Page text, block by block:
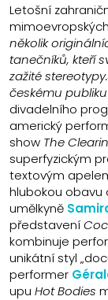
Letošní
několik
tanečníků, kteří
zažité
českému
divadelního
americký
show The
superfyzickým
textovým
hlubokou obavu
umělkyně
představení
kombinuje
unikátní styl
performer
upu Hot Bodies